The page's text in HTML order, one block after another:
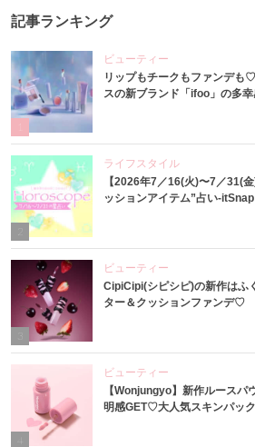
記事ランキング
ビューティー
リップもチークもファンデも
スの新ブランド「ifoo」の多幸
ライフスタイル
【2026年7／16(火)〜7／31(
ッションアイテム”占い-
3
ビューティー
CipiCipi(シピシピ)の新作はふ
ター＆クッションファンデ♡
4
ビューティー
【Wonjungyo】新作ルースパ
明感GET♡大人気スキンパッ